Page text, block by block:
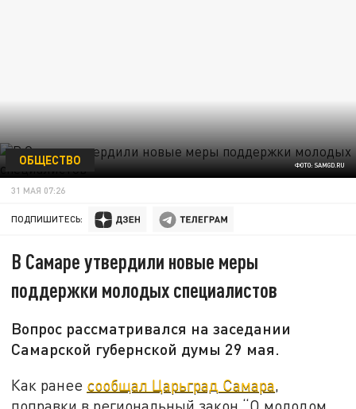
ФОТО: SAMGD.RU
ОБЩЕСТВО
31 МАЯ 07:26
ПОДПИШИТЕСЬ:
В Самаре утвердили новые меры
поддержки молодых специалистов
Вопрос рассматривался на заседании
Самарской губернской думы 29 мая.
Как ранее сообщал Царьград Самара,
поправки в региональный закон “О молодом